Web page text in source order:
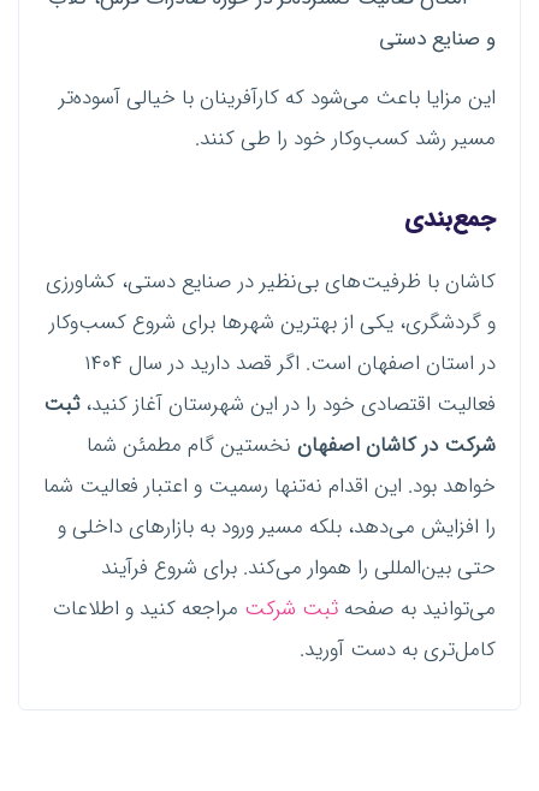
و صنایع دستی
این مزایا باعث می‌شود که کارآفرینان با خیالی آسوده‌تر
مسیر رشد کسب‌وکار خود را طی کنند.
جمع‌بندی
کاشان با ظرفیت‌های بی‌نظیر در صنایع دستی، کشاورزی
و گردشگری، یکی از بهترین شهرها برای شروع کسب‌وکار
در استان اصفهان است. اگر قصد دارید در سال ۱۴۰۴
فعالیت اقتصادی خود را در این شهرستان آغاز کنید،ثبت
شرکت در کاشان اصفهان نخستین گام مطمئن شما
خواهد بود. این اقدام نه‌تنها رسمیت و اعتبار فعالیت شما
را افزایش می‌دهد، بلکه مسیر ورود به بازارهای داخلی و
حتی بین‌المللی را هموار می‌کند. برای شروع فرآیند
می‌توانید به صفحه ثبت شرکت مراجعه کنید و اطلاعات
کامل‌تری به دست آورید.